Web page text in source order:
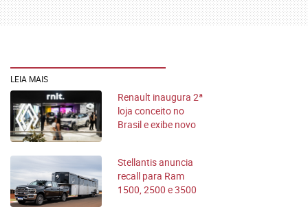
LEIA MAIS
Renault inaugura 2ª
loja conceito no
Brasil e exibe novo
Stellantis anuncia
recall para Ram
1500, 2500 e 3500